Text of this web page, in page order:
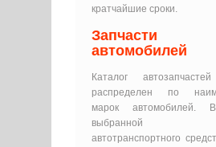
кратчайшие сроки.
автомобилей
Каталог
распределен по
марок автомобилей.
выбранной
автотранспортного